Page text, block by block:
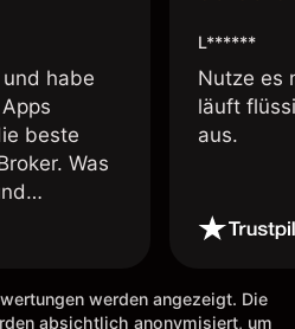
habe
beste
Was
OK.
L******
Nutze es
läuft
aus.
werden angezeigt. Die
absichtlich anonymisiert, um